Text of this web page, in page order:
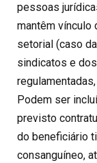
pessoas
mantêm vínculo
setorial (caso
sindicatos e
regulamentadas,
Podem ser
previsto
do beneficiário
consanguíneo,